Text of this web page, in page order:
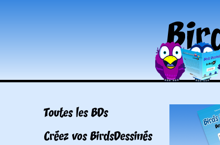
Toutes les BDs
Créez vos BirdsDessinés